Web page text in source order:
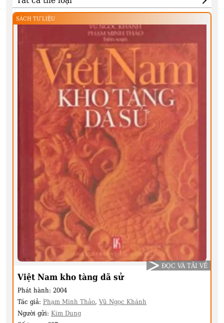
SÁCH TƯ LIỆU
Việt Nam kho tàng dã sử
Phát hành: 2004
Tác giả: Phạm Minh Thảo, Vũ Ngọc Khánh
Người gửi: Kim Dung
ĐỌC VÀ TẢI VỀ